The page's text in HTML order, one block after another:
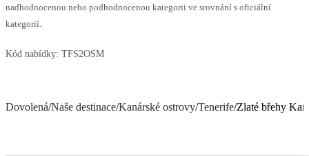
nadhodnocenou nebo podhodnocenou kategorii ve srovnání s oficiální
kategorií.
Kód nabídky: TFS2OSM
Dovolená/Naše destinace/Kanárské ostrovy/Tenerife/Zlaté břehy